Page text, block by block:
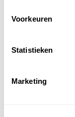
Voorkeuren
Statistieken
Marketing
SMILE